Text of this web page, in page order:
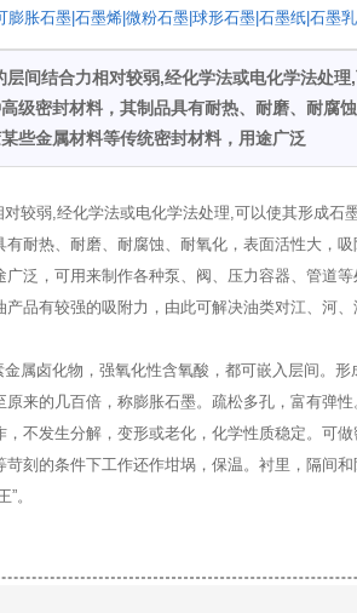
膨胀石墨|石墨烯|微粉石墨|球形石墨|石墨纸|石墨
间结合力相对较弱,经化学法或电化学法处
级密封材料，其制品具有耐热、耐磨、耐腐
些金属材料等传统密封材料，用途广泛
较弱,经化学法或电化学法处理,可以使其形成石
耐热、耐磨、耐腐蚀、耐氧化，表面活性大，
泛，可用来制作各种泵、阀、压力容器、管道
品有较强的吸附力，由此可解决油类对江、河
属卤化物，强氧化性含氧酸，都可嵌入层间。
原来的几百倍，称膨胀石墨。疏松多孔，富有弹
不发生分解，变形或老化，化学性质稳定。可
刻的条件下工作还作坩埚，保温。衬里，隔间
。